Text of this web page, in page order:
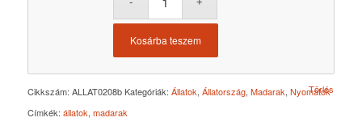
Törlés
Kosárba teszem
Cikkszám: ALLAT0208b Kategóriák: Állatok, Állatország, Madarak, Nyomatok
Címkék: állatok, madarak